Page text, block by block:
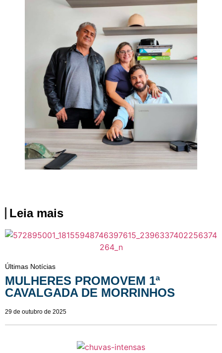
Leia mais
Últimas Notícias
MULHERES PROMOVEM 1ª
CAVALGADA DE MORRINHOS
29 de outubro de 2025